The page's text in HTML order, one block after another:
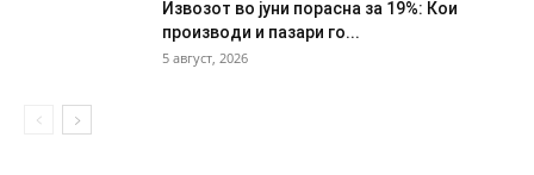
Извозот во јуни порасна за 19%: Кои
производи и пазари го...
5 август, 2026